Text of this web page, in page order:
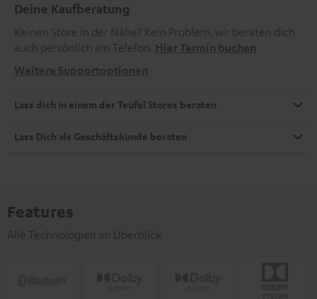
Deine Kaufberatung
Keinen Store in der Nähe? Kein Problem, wir beraten dich
auch persönlich am Telefon. Hier Termin buchen
Weitere Supportoptionen
Lass dich in einem der Teufel Stores beraten
Lass Dich als Geschäftskunde beraten
Features
Alle Technologien im Überblick